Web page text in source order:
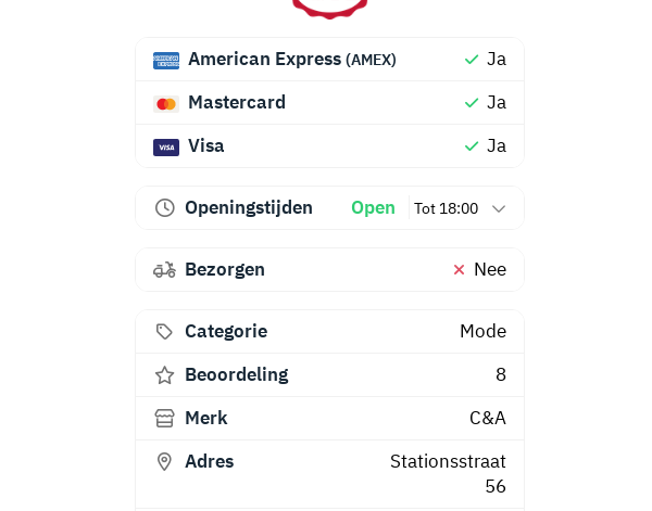
American Express (AMEX)
Ja
Mastercard
Ja
Visa
Ja
Openingstijden Open Tot 18:00
Bezorgen Nee
Categorie
Mode
Beoordeling
8
Merk
C&A
Adres
Stationsstraat
56